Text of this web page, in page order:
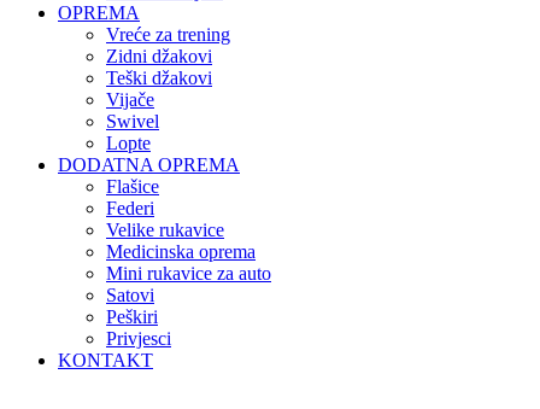
OPREMA
Vreće za trening
Zidni džakovi
Teški džakovi
Vijače
Swivel
Lopte
DODATNA OPREMA
Flašice
Federi
Velike rukavice
Medicinska oprema
Mini rukavice za auto
Satovi
Peškiri
Privjesci
KONTAKT